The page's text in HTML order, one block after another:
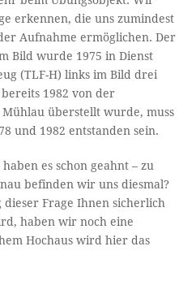
erkennen, die uns zumindest
Aufnahme ermöglichen. Der
Bild wurde 1975 in Dienst
(TLF-H) links im Bild drei
bereits 1982 von der
überstellt wurde, muss
und 1982 entstanden sein.
es schon geahnt – zu
befinden wir uns diesmal?
Frage Ihnen sicherlich
haben wir noch eine
Hochaus wird hier das